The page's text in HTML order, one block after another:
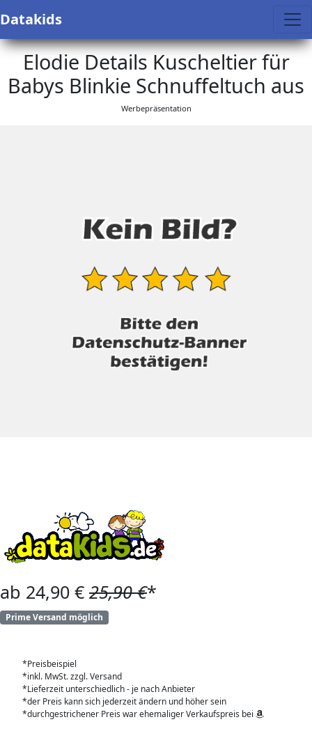
Datakids
Elodie Details Kuscheltier für
Babys Blinkie Schnuffeltuch aus
Werbepräsentation
ab 24,90 € 25,90 €*
Prime Versand möglich
*Preisbeispiel
*inkl. MwSt. zzgl. Versand
*Lieferzeit unterschiedlich - je nach Anbieter
*der Preis kann sich jederzeit ändern und höher sein
*durchgestrichener Preis war ehemaliger Verkaufspreis bei